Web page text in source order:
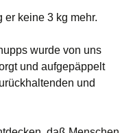
er keine 3 kg mehr.
wurde von uns
und aufgepäppelt
und